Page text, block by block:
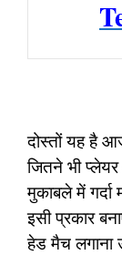
दोस्तों यह है
जितने भी
मुकाबले में
इसी प्रकार
हेड मैच लगाना